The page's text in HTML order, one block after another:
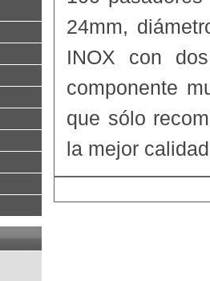
24mm,
INOX con
componente
que sólo
la mejor